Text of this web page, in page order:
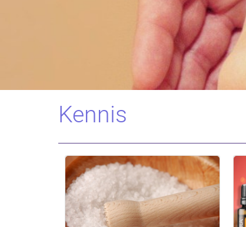
Kennis